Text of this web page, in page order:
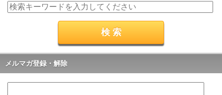
メルマガ登録・解除